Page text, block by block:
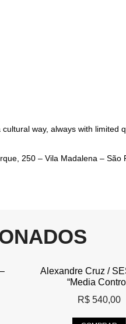
way, always with
250 – Vila Madalena – São
Alexandre Cruz /
“Media
R$ 540,00